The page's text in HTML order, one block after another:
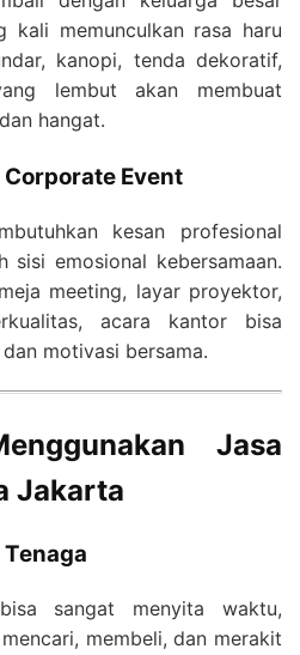
kali memunculkan rasa haru
kanopi, tenda dekoratif,
lembut akan membuat
hangat.
Event
kesan profesional
sisi emosional kebersamaan.
meeting, layar proyektor,
acara kantor bisa
motivasi bersama.
Jasa
Jakarta
sangat menyita waktu,
membeli, dan merakit